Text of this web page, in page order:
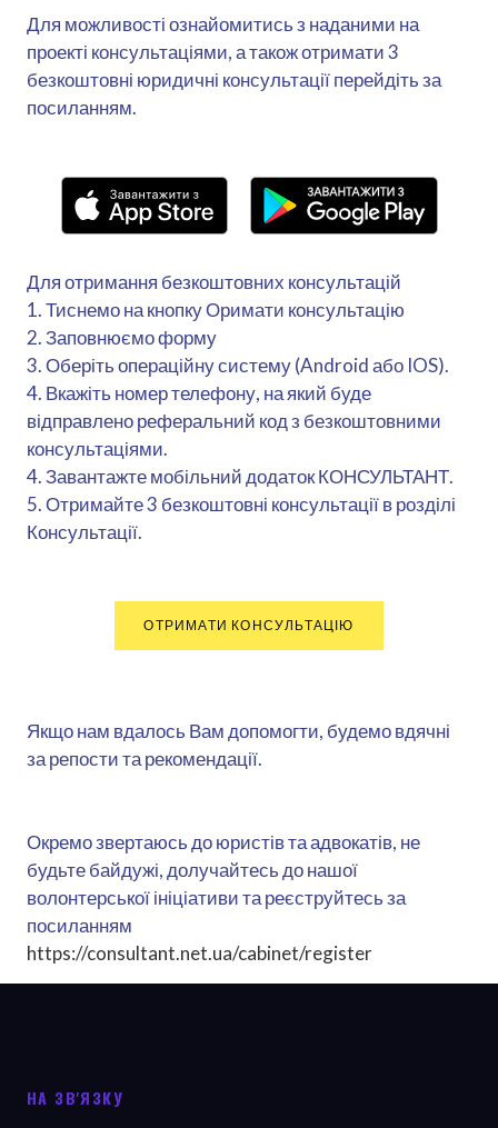
Для можливості ознайомитись з наданими на
проекті консультаціями, а також отримати 3
безкоштовні юридичні консультації перейдіть за
посиланням.
Для отримання безкоштовних консультацій
1. Тиснемо на кнопку Оримати консультацію
2. Заповнюємо форму
3. Оберіть операційну систему (Android або IOS).
4. Вкажіть номер телефону, на який буде
відправлено реферальний код з безкоштовними
консультаціями.
4. Завантажте мобільний додаток КОНСУЛЬТАНТ.
5. Отримайте 3 безкоштовні консультації в розділі
Консультації.
ОТРИМАТИ КОНСУЛЬТАЦІЮ
Якщо нам вдалось Вам допомогти, будемо вдячні
за репости та рекомендації.
Окремо звертаюсь до юристів та адвокатів, не
будьте байдужі, долучайтесь до нашої
волонтерської ініціативи та реєструйтесь за
посиланням
https://consultant.net.ua/cabinet/register
НА ЗВ'ЯЗКУ